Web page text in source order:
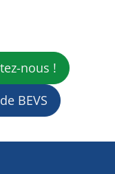
étape
importante
nous !
BEVS